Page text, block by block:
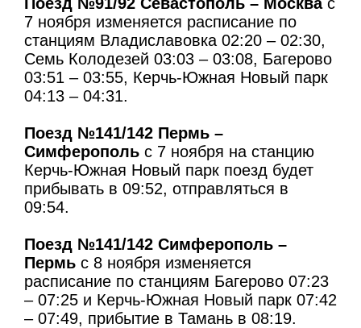
7 ноября изменяется расписание по
станциям Владиславовка 02:20 – 02:30,
Семь Колодезей 03:03 – 03:08, Багерово
03:51 – 03:55, Керчь-Южная Новый парк
04:13 – 04:31.
Поезд №141/142 Пермь –
Симферополь с 7 ноября на станцию
Керчь-Южная Новый парк поезд будет
прибывать в 09:52, отправляться в
09:54.
Поезд №141/142 Симферополь –
Пермь с 8 ноября изменяется
расписание по станциям Багерово 07:23
– 07:25 и Керчь-Южная Новый парк 07:42
– 07:49, прибытие в Тамань в 08:19.